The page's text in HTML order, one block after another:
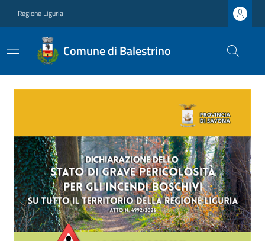
Regione Liguria
Comune di Balestrino
Ultime notizie